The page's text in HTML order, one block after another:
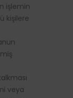
işlemin
kişilere
veya